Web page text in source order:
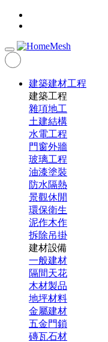
建築建材工程
建築工程
雜項地工
土建結構
水電工程
門窗外牆
玻璃工程
油漆塗裝
防水隔熱
景觀休閒
環保衛生
泥作木作
拆除吊掛
建材設備
一般建材
隔間天花
木材製品
地坪材料
金屬建材
五金門鎖
磚瓦石材